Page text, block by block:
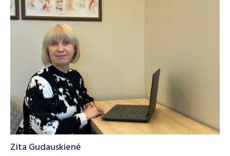
Zita Gudauskienė